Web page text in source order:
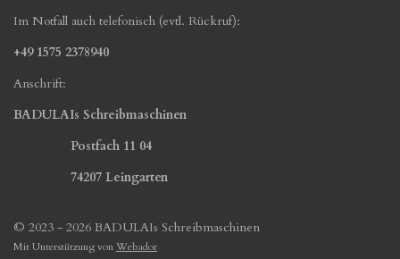
Im Notfall auch telefonisch (evtl. Rückruf):
+49 1575 2378940
Anschrift:
BADULAIs Schreibmaschinen
Postfach 11 04
74207 Leingarten
© 2023 - 2026 BADULAIs Schreibmaschinen
Mit Unterstützung vonWebador